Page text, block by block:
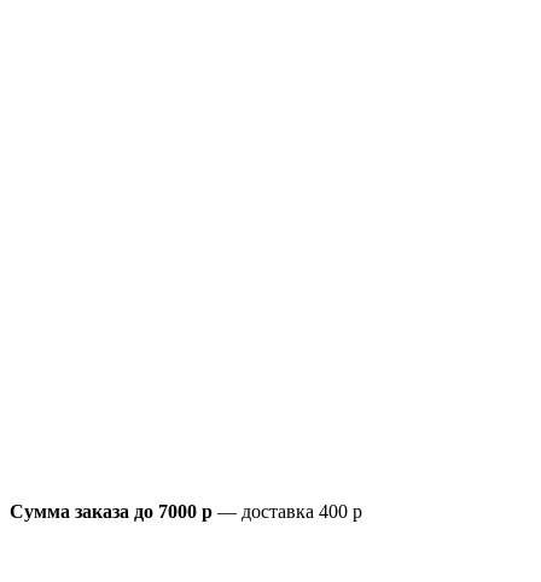
Сумма заказа до 7000 р — доставка 400 р